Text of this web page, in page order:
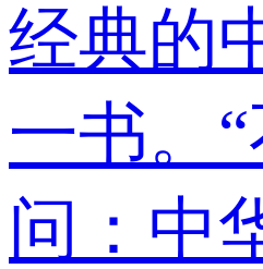
经典的
一书。
问：中